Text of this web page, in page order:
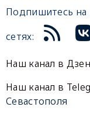
Подпишитесь на
сетях:
Наш канал в
Наш канал в
Севастополя